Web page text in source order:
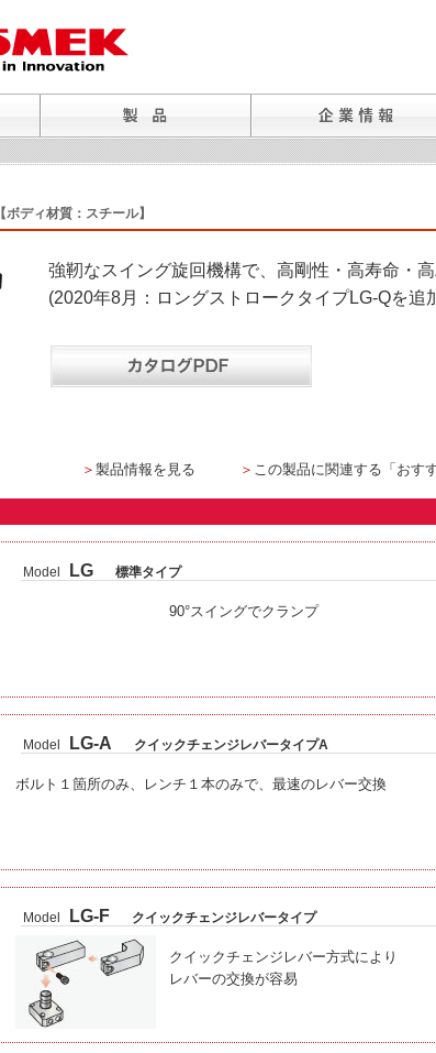
【ボディ材質：スチール】
強靭なスイング旋回機構で、高剛性・高寿命・
(2020年8月：ロングストロークタイプLG-Qを追
＞ 製品情報を見る ＞ この製品に関連する「おす
Model LG 標準タイプ
90°スイングでクランプ
Model LG-A クイックチェンジレバータイプA
ボルト１箇所のみ、レンチ１本のみで、最速のレバー交換
Model LG-F クイックチェンジレバータイプ
クイックチェンジレバー方式により
レバーの交換が容易